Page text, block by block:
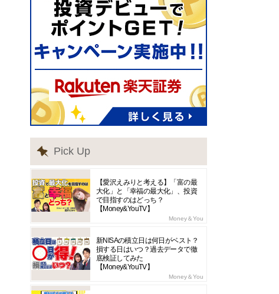
Pick Up
【愛沢えみりと考える】「富の最
大化」と「幸福の最大化」、投資
で目指すのはどっち？
【Money&YouTV】
Money＆You
新NISAの積立日は何日がベスト？
損する日はいつ？過去データで徹
底検証してみた
【Money&YouTV】
Money＆You